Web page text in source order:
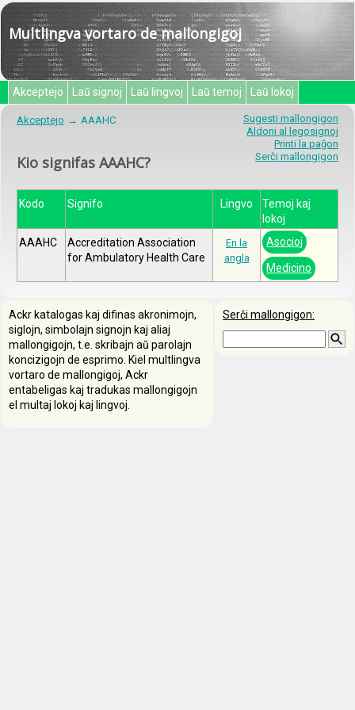
Multlingva vortaro de mallongigoj
Akceptejo Laŭ signoj Laŭ lingvoj Laŭ temoj Laŭ lokoj
Sugesti mallongigon
Aldoni al legosignoj
Printi la paĝon
Serĉi mallongigon
Akceptejo AAAHC
Kio signifas AAAHC?
Kodo Signifo Lingvo
Temoj kaj
lokoj
AAAHC
Accreditation Association
for Ambulatory Health Care
En la
angla
Asocioj
Medicino
Serĉi mallongigon:
Ackr katalogas kaj difinas akronimojn,
siglojn, simbolajn signojn kaj aliaj
mallongigojn, t.e. skribajn aŭ parolajn
koncizigojn de esprimo. Kiel multlingva
vortaro de mallongigoj, Ackr
entabeligas kaj tradukas mallongigojn
el multaj lokoj kaj lingvoj.